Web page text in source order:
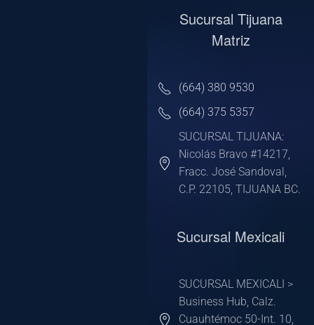
Sucursal Tijuana
Matriz
(664) 380 9530
(664) 375 5357
SUCURSAL TIJUANA:
Nicolás Bravo #14217,
Fracc. José Sandoval,
C.P. 22105, TIJUANA BC.
Sucursal Mexicali
SUCURSAL MEXICALI >
Business Hub, Calz.
Cuauhtémoc 50-Int. 10,